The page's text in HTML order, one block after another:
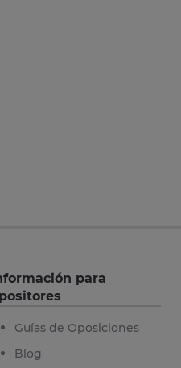
para
Guías de Oposiciones
Blog